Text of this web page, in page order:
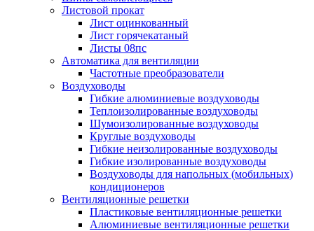
Листовой прокат
Лист оцинкованный
Лист горячекатаный
Листы 08пс
Автоматика для вентиляции
Частотные преобразователи
Воздуховоды
Гибкие алюминиевые воздуховоды
Теплоизолированные воздуховоды
Шумоизолированные воздуховоды
Круглые воздуховоды
Гибкие неизолированные воздуховоды
Гибкие изолированные воздуховоды
Воздуховоды для напольных (мобильных)
кондиционеров
Вентиляционные решетки
Пластиковые вентиляционные решетки
Алюминиевые вентиляционные решетки